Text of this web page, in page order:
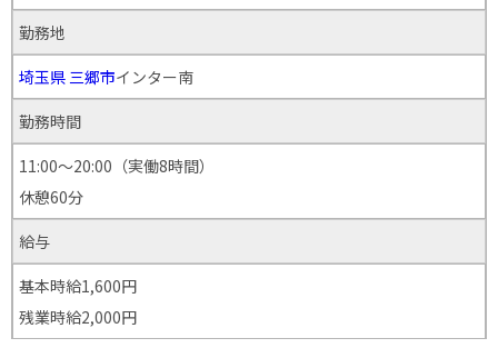
勤務地
埼玉県 三郷市インター南
勤務時間
11:00～20:00（実働8時間）
休憩60分
給与
基本時給1,600円
残業時給2,000円